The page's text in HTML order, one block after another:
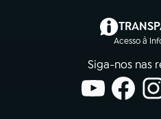
Acesso à
Siga-nos nas